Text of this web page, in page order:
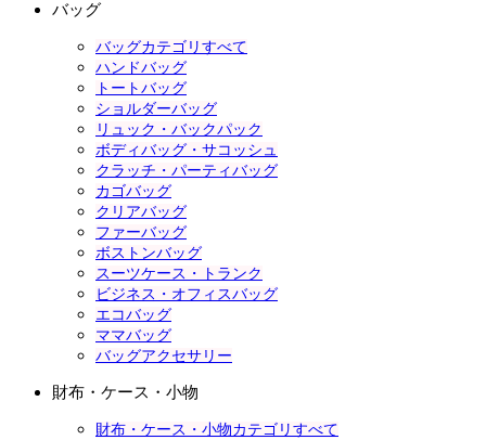
バッグ
バッグカテゴリすべて
ハンドバッグ
トートバッグ
ショルダーバッグ
リュック・バックパック
ボディバッグ・サコッシュ
クラッチ・パーティバッグ
カゴバッグ
クリアバッグ
ファーバッグ
ボストンバッグ
スーツケース・トランク
ビジネス・オフィスバッグ
エコバッグ
ママバッグ
バッグアクセサリー
財布・ケース・小物
財布・ケース・小物カテゴリすべて